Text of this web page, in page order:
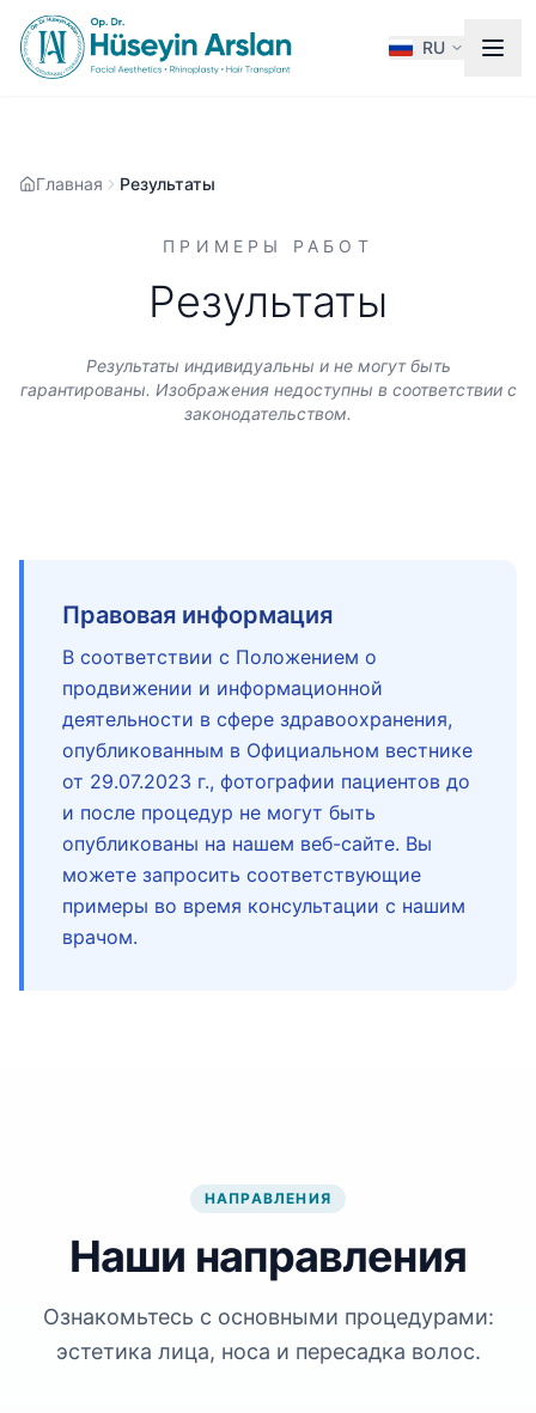
RU
Главная Результаты
ПРИМЕРЫ РАБОТ
Результаты
Результаты индивидуальны и не могут быть
гарантированы.​ Изображения недоступны в соответствии с
законодательством.
Правовая информация
В соответствии с Положением о
продвижении и информационной
деятельности в сфере здравоохранения,
опубликованным в Официальном вестнике
от 29.07.2023 г., фотографии пациентов до
и после процедур не могут быть
опубликованы на нашем веб-сайте. Вы
можете запросить соответствующие
примеры во время консультации с нашим
врачом.
НАПРАВЛЕНИЯ
Наши направления
Ознакомьтесь с основными процедурами:
эстетика лица, носа и пересадка волос.